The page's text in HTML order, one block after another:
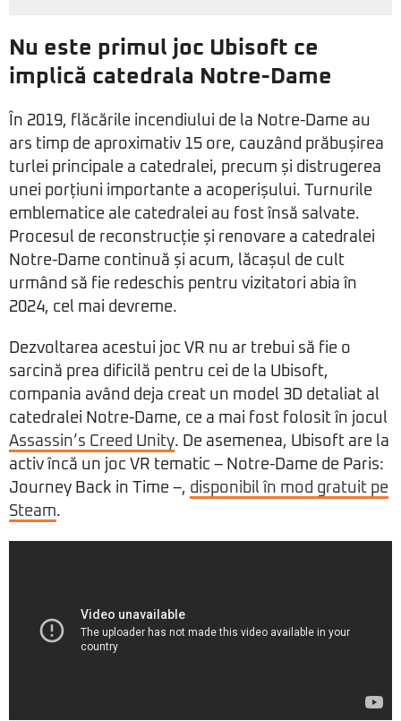
Nu este primul joc Ubisoft ce
implică catedrala Notre-Dame
În 2019, flăcările incendiului de la Notre-Dame au
ars timp de aproximativ 15 ore, cauzând prăbușirea
turlei principale a catedralei, precum și distrugerea
unei porțiuni importante a acoperișului. Turnurile
emblematice ale catedralei au fost însă salvate.
Procesul de reconstrucție și renovare a catedralei
Notre-Dame continuă și acum, lăcașul de cult
urmând să fie redeschis pentru vizitatori abia în
2024, cel mai devreme.
Dezvoltarea acestui joc VR nu ar trebui să fie o
sarcină prea dificilă pentru cei de la Ubisoft,
compania având deja creat un model 3D detaliat al
catedralei Notre-Dame, ce a mai fost folosit în jocul
Assassin’s Creed Unity. De asemenea, Ubisoft are la
activ încă un joc VR tematic – Notre-Dame de Paris:
Journey Back in Time –, disponibil în mod gratuit pe
Steam.